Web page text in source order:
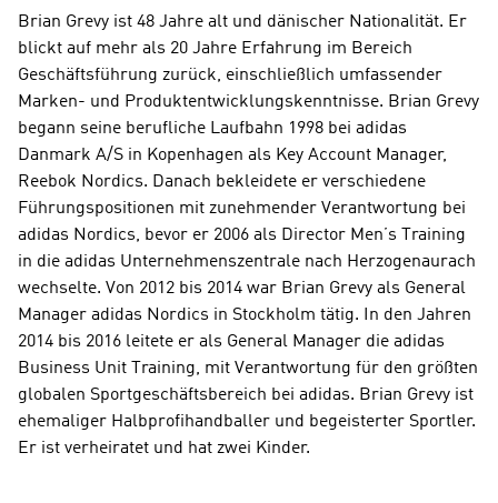
Brian Grevy ist 48 Jahre alt und dänischer Nationalität. Er
blickt auf mehr als 20 Jahre Erfahrung im Bereich
Geschäftsführung zurück, einschließlich umfassender
Marken- und Produktentwicklungskenntnisse. Brian Grevy
begann seine berufliche Laufbahn 1998 bei adidas
Danmark A/S in Kopenhagen als Key Account Manager,
Reebok Nordics. Danach bekleidete er verschiedene
Führungspositionen mit zunehmender Verantwortung bei
adidas Nordics, bevor er 2006 als Director Men’s Training
in die adidas Unternehmenszentrale nach Herzogenaurach
wechselte. Von 2012 bis 2014 war Brian Grevy als General
Manager adidas Nordics in Stockholm tätig. In den Jahren
2014 bis 2016 leitete er als General Manager die adidas
Business Unit Training, mit Verantwortung für den größten
globalen Sportgeschäftsbereich bei adidas. Brian Grevy ist
ehemaliger Halbprofihandballer und begeisterter Sportler.
Er ist verheiratet und hat zwei Kinder.